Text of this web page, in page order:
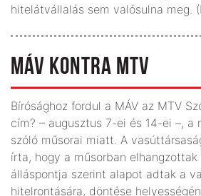
hitelátvállalás sem valósulna meg.
MÁV KONTRA MTV
Bírósághoz fordul a MÁV az MTV
cím? – augusztus 7-ei és 14-ei –, a
szóló műsorai miatt. A
írta, hogy a műsorban elhangzottak
álláspontja szerint alapot adtak a
hitelrontására, döntése